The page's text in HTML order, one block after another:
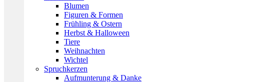
Blumen
Figuren & Formen
Frühling & Ostern
Herbst & Halloween
Tiere
Weihnachten
Wichtel
Spruchkerzen
Aufmunterung & Danke